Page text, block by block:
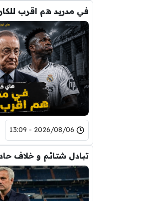
في مدريد هم اقرب
2026/08/06 - 13:09